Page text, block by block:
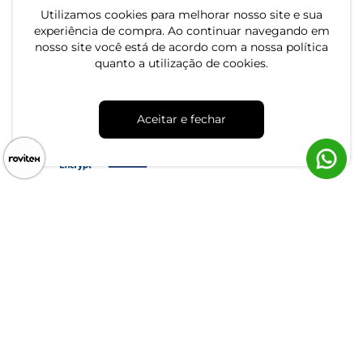
Utilizamos cookies para melhorar nosso site e sua
experiência de compra. Ao continuar navegando em
nosso site você está de acordo com a nossa política
quanto a utilização de cookies.
Aceitar e fechar
CNPJ: 79.233.672/0001-05
Av. Maria Marangoni, 391 - 89129-080 - Luiz Alves - SC